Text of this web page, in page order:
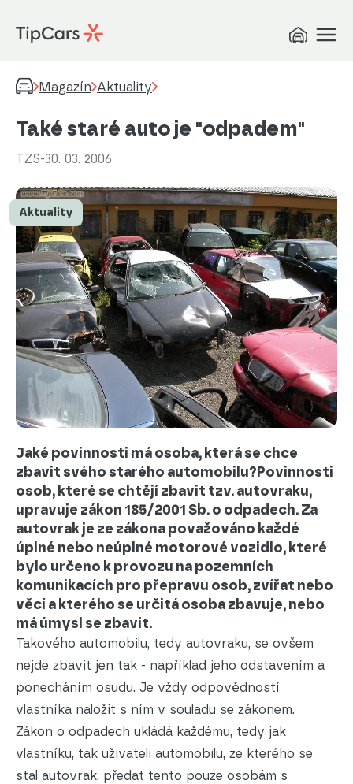
Magazín Aktuality
Také staré auto je "odpadem"
TZS-30. 03. 2006
Aktuality
Jaké povinnosti má osoba, která se chce
zbavit svého starého automobilu?Povinnosti
osob, které se chtějí zbavit tzv. autovraku,
upravuje zákon 185/2001 Sb. o odpadech. Za
autovrak je ze zákona považováno každé
úplné nebo neúplné motorové vozidlo, které
bylo určeno k provozu na pozemních
komunikacích pro přepravu osob, zvířat nebo
věcí a kterého se určitá osoba zbavuje, nebo
má úmysl se zbavit.
Takového automobilu, tedy autovraku, se ovšem
nejde zbavit jen tak - například jeho odstavením a
ponecháním osudu. Je vždy odpovědností
vlastníka naložit s ním v souladu se zákonem.
Zákon o odpadech ukládá každému, tedy jak
vlastníku, tak uživateli automobilu, ze kterého se
stal autovrak, předat tento pouze osobám s